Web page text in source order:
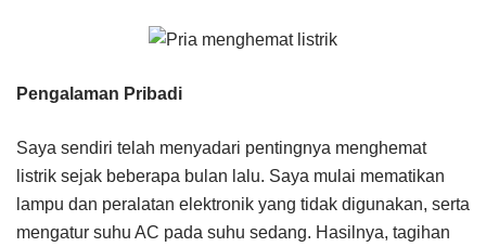
Pengalaman Pribadi
Saya sendiri telah menyadari pentingnya menghemat
listrik sejak beberapa bulan lalu. Saya mulai mematikan
lampu dan peralatan elektronik yang tidak digunakan, serta
mengatur suhu AC pada suhu sedang. Hasilnya, tagihan